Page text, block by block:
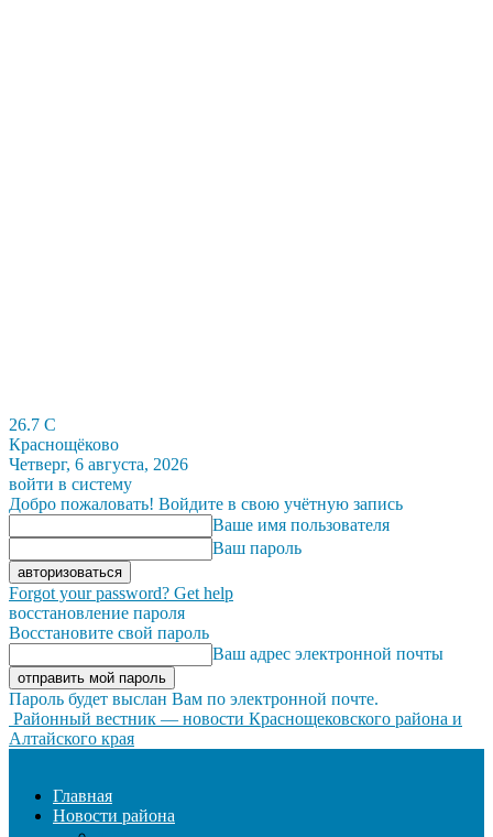
26.7 C
Краснощёково
Четверг, 6 августа, 2026
войти в систему
Добро пожаловать! Войдите в свою учётную запись
Ваше имя пользователя
Ваш пароль
Forgot your password? Get help
восстановление пароля
Восстановите свой пароль
Ваш адрес электронной почты
Пароль будет выслан Вам по электронной почте.
Районный вестник — новости Краснощековского района и
Алтайского края
Главная
Новости района